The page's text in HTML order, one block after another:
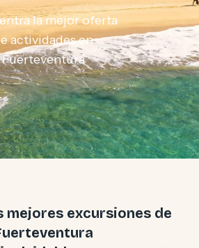
la mejor oferta
actividades en
Fuerteventura
mejores excursiones de